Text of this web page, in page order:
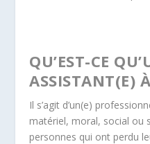
QU’EST-CE
ASSISTANT(E)
Il s’agit d’un(e)
matériel, moral, social ou
personnes qui ont perdu